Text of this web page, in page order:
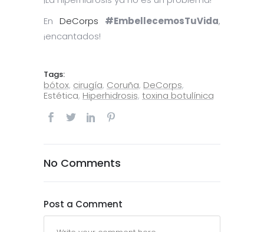
En DeCorps #EmbellecemosTuVida,
¡encantados!
Tags:
bótox, cirugía, Coruña, DeCorps,
Estética, Hiperhidrosis, toxina botulínica
No Comments
Post a Comment